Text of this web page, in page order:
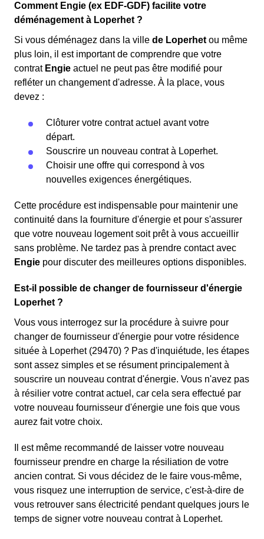
Comment Engie (ex EDF-GDF) facilite votre
déménagement à Loperhet ?
Si vous déménagez dans la ville de Loperhet ou même
plus loin, il est important de comprendre que votre
contrat Engie actuel ne peut pas être modifié pour
refléter un changement d'adresse. À la place, vous
devez :
Clôturer votre contrat actuel avant votre
départ.
Souscrire un nouveau contrat à Loperhet.
Choisir une offre qui correspond à vos
nouvelles exigences énergétiques.
Cette procédure est indispensable pour maintenir une
continuité dans la fourniture d'énergie et pour s'assurer
que votre nouveau logement soit prêt à vous accueillir
sans problème. Ne tardez pas à prendre contact avec
Engie pour discuter des meilleures options disponibles.
Est-il possible de changer de fournisseur d'énergie
Loperhet ?
Vous vous interrogez sur la procédure à suivre pour
changer de fournisseur d'énergie pour votre résidence
située à Loperhet (29470) ? Pas d'inquiétude, les étapes
sont assez simples et se résument principalement à
souscrire un nouveau contrat d'énergie. Vous n'avez pas
à résilier votre contrat actuel, car cela sera effectué par
votre nouveau fournisseur d'énergie une fois que vous
aurez fait votre choix.
Il est même recommandé de laisser votre nouveau
fournisseur prendre en charge la résiliation de votre
ancien contrat. Si vous décidez de le faire vous-même,
vous risquez une interruption de service, c'est-à-dire de
vous retrouver sans électricité pendant quelques jours le
temps de signer votre nouveau contrat à Loperhet.